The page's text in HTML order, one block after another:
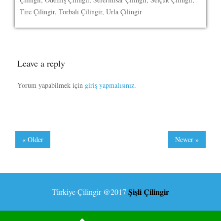
Tire Çilingir, Torbalı Çilingir, Urla Çilingir
Leave a reply
Yorum yapabilmek için giriş yapmalısınız.
« Older Newer »
Türkiye Çilingir @2017 Şişli Çilingir